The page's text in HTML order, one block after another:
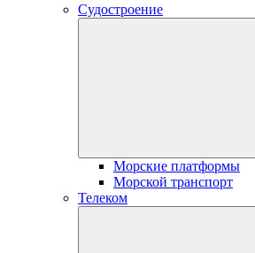
Судостроение
Морские платформы
Морской транспорт
Телеком